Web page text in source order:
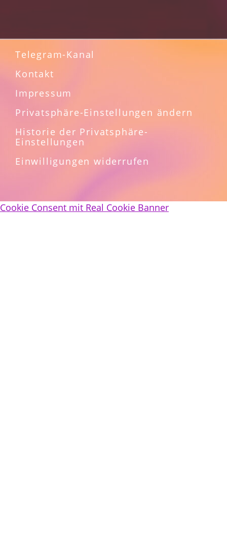
Telegram-Kanal
Kontakt
Impressum
Privatsphäre-Einstellungen ändern
Historie der Privatsphäre-
Einstellungen
Einwilligungen widerrufen
Cookie Consent mit Real Cookie Banner